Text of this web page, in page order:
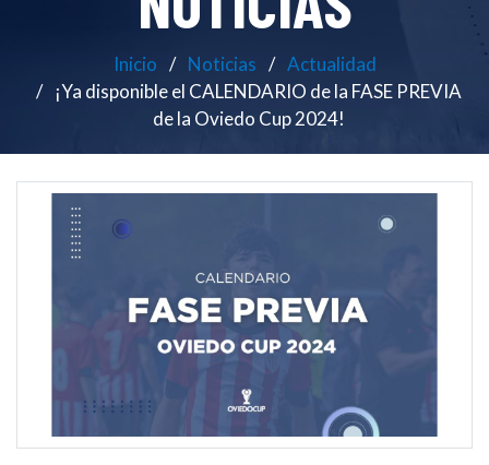
Inicio Noticias
Actualidad
¡Ya disponible el CALENDARIO de la FASE PREVIA
de la Oviedo Cup 2024!